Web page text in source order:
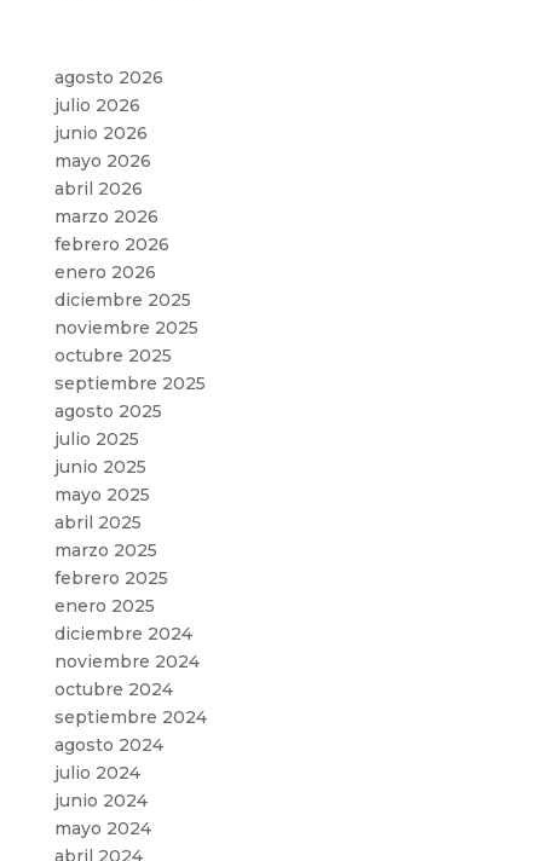
agosto 2026
julio 2026
junio 2026
mayo 2026
abril 2026
marzo 2026
febrero 2026
enero 2026
diciembre 2025
noviembre 2025
octubre 2025
septiembre 2025
agosto 2025
julio 2025
junio 2025
mayo 2025
abril 2025
marzo 2025
febrero 2025
enero 2025
diciembre 2024
noviembre 2024
octubre 2024
septiembre 2024
agosto 2024
julio 2024
junio 2024
mayo 2024
abril 2024